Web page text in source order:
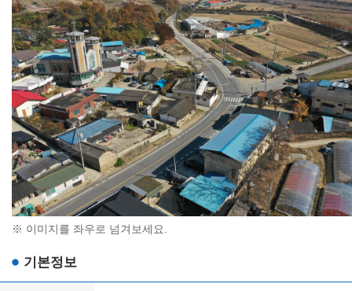
※ 이미지를 좌우로 넘겨보세요.
기본정보